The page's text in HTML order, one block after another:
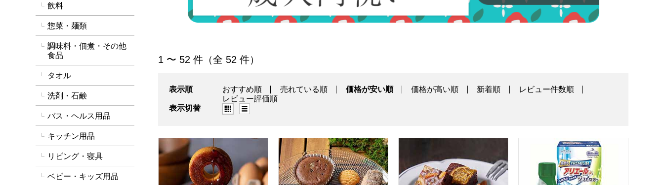
「成人内祝い」の商品一覧
1 〜 52 件（全 52 件）
表示順 おすすめ順 売れている順 価格が安い順 価格が高い順 新着順
レビュー件数順
レビュー評価順
表示切替
グリッド表示（タイル表示）
森の庭 焦がしキャラメルがしみ込んだバーム 5個入[MRL-01A]【年間ギフト】
森の庭 焼き菓子アソート フラワーリース 7個入[MRM-01A]【年間ギフト】
ホシフルーツ ナッツとドライフルーツの贅沢ブラウニー 3個[HFNB-3]【年
ギフト工房 アリエール部屋干し＆ジョ
飲料
惣菜・麺類
調味料・佃煮・その他
食品
タオル
洗剤・石鹸
バス・ヘルス用品
キッチン用品
リビング・寝具
ベビー・キッズ用品